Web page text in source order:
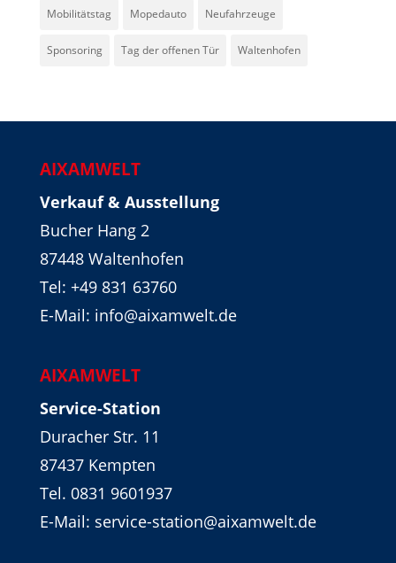
Mobilitätstag Mopedauto Neufahrzeuge
Sponsoring Tag der offenen Tür Waltenhofen
AIXAMWELT
Verkauf & Ausstellung
Bucher Hang 2
87448 Waltenhofen
Tel: +49 831 63760
E-Mail: info@aixamwelt.de
AIXAMWELT
Service-Station
Duracher Str. 11
87437 Kempten
Tel. 0831 9601937
E-Mail: service-station@aixamwelt.de